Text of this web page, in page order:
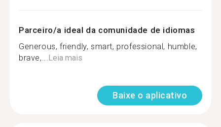
Parceiro/a ideal da comunidade de idiomas
Generous, friendly, smart, professional, humble,
brave,...Leia mais
Baixe o aplicativo